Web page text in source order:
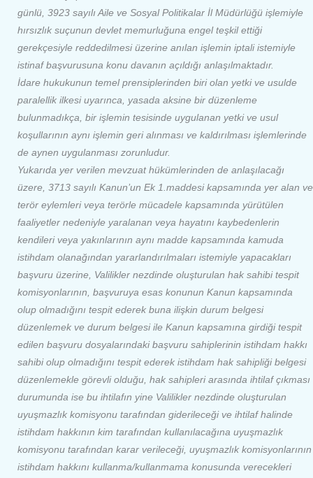
günlü, 3923 sayılı Aile ve Sosyal Politikalar İl Müdürlüğü işlemiyle
hırsızlık suçunun devlet memurluğuna engel teşkil ettiği
gerekçesiyle reddedilmesi üzerine anılan işlemin iptali istemiyle
istinaf başvurusuna konu davanın açıldığı anlaşılmaktadır.
İdare hukukunun temel prensiplerinden biri olan yetki ve usulde
paralellik ilkesi uyarınca, yasada aksine bir düzenleme
bulunmadıkça, bir işlemin tesisinde uygulanan yetki ve usul
koşullarının aynı işlemin geri alınması ve kaldırılması işlemlerinde
de aynen uygulanması zorunludur.
Yukarıda yer verilen mevzuat hükümlerinden de anlaşılacağı
üzere, 3713 sayılı Kanun’un Ek 1.maddesi kapsamında yer alan ve
terör eylemleri veya terörle mücadele kapsamında yürütülen
faaliyetler nedeniyle yaralanan veya hayatını kaybedenlerin
kendileri veya yakınlarının aynı madde kapsamında kamuda
istihdam olanağından yararlandırılmaları istemiyle yapacakları
başvuru üzerine, Valilikler nezdinde oluşturulan hak sahibi tespit
komisyonlarının, başvuruya esas konunun Kanun kapsamında
olup olmadığını tespit ederek buna ilişkin durum belgesi
düzenlemek ve durum belgesi ile Kanun kapsamına girdiği tespit
edilen başvuru dosyalarındaki başvuru sahiplerinin istihdam hakkı
sahibi olup olmadığını tespit ederek istihdam hak sahipliği belgesi
düzenlemekle görevli olduğu, hak sahipleri arasında ihtilaf çıkması
durumunda ise bu ihtilafın yine Valilikler nezdinde oluşturulan
uyuşmazlık komisyonu tarafından giderileceği ve ihtilaf halinde
istihdam hakkının kim tarafından kullanılacağına uyuşmazlık
komisyonu tarafından karar verileceği, uyuşmazlık komisyonlarının
istihdam hakkını kullanma/kullanmama konusunda verecekleri